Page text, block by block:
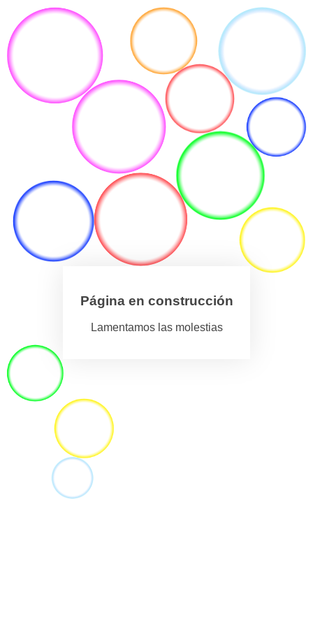
Página en construcción
Lamentamos las molestias